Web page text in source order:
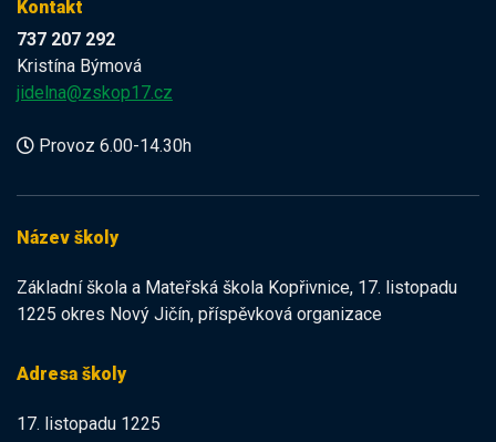
Kontakt
737 207 292
Kristína Býmová
jidelna@zskop17.cz
Provoz 6.00-14.30h
Název školy
Základní škola a Mateřská škola Kopřivnice, 17. listopadu
1225 okres Nový Jičín, příspěvková organizace
Adresa školy
17. listopadu 1225